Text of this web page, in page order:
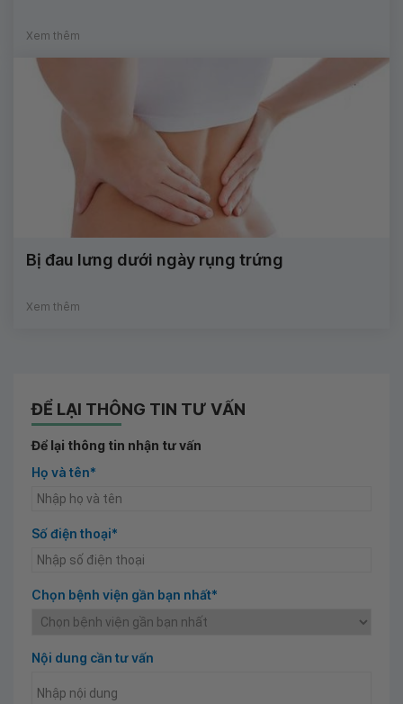
Xem thêm
Bị đau lưng dưới ngày rụng trứng
Xem thêm
ĐỂ LẠI THÔNG TIN TƯ VẤN
Để lại thông tin nhận tư vấn
Họ và tên*
Số điện thoại*
Chọn bệnh viện gần bạn nhất*
Nội dung cần tư vấn